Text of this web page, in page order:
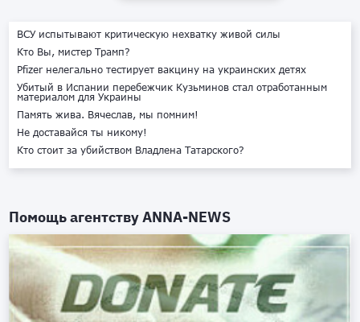
ВСУ испытывают критическую нехватку живой силы
Кто Вы, мистер Трамп?
Pfizer нелегально тестирует вакцину на украинских детях
Убитый в Испании перебежчик Кузьминов стал отработанным
материалом для Украины
Память жива. Вячеслав, мы помним!
Не доставайся ты никому!
Кто стоит за убийством Владлена Татарского?
Помощь агентствуANNA-NEWS